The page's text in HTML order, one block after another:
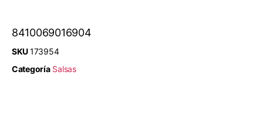
8410069016904
SKU173954
Categoría Salsas